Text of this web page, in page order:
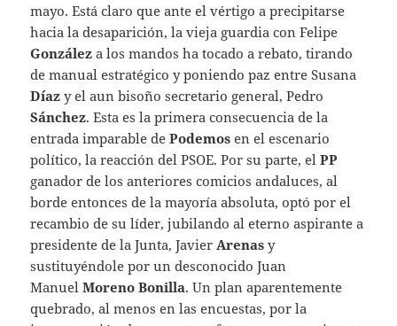
mayo. Está claro que ante el vértigo a precipitarse
hacia la desaparición, la vieja guardia con Felipe
González a los mandos ha tocado a rebato, tirando
de manual estratégico y poniendo paz entre Susana
Díaz y el aun bisoño secretario general, Pedro
Sánchez. Esta es la primera consecuencia de la
entrada imparable de Podemos en el escenario
político, la reacción del PSOE. Por su parte, elPP
ganador de los anteriores comicios andaluces, al
borde entonces de la mayoría absoluta, optó por el
recambio de su líder, jubilando al eterno aspirante a
presidente de la Junta, JavierArenas y
sustituyéndole por un desconocido Juan
ManuelMoreno Bonilla. Un plan aparentemente
quebrado, al menos en las encuestas, por la